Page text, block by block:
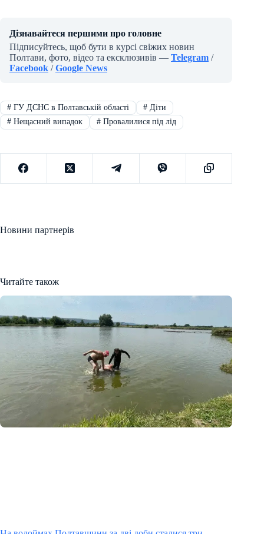
Дізнавайтеся першими про головне
Підписуйтесь, щоб бути в курсі свіжих новин
Полтави, фото, відео та ексклюзивів — Telegram /
Facebook /Google News
#ГУ ДСНС в Полтавській області #Діти
#Нещасний випадок #Провалилися під лід
Новини партнерів
Читайте також